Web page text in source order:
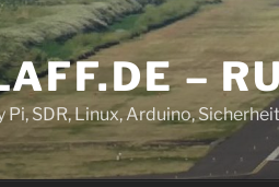
–
Pi, SDR, Linux, Arduino,